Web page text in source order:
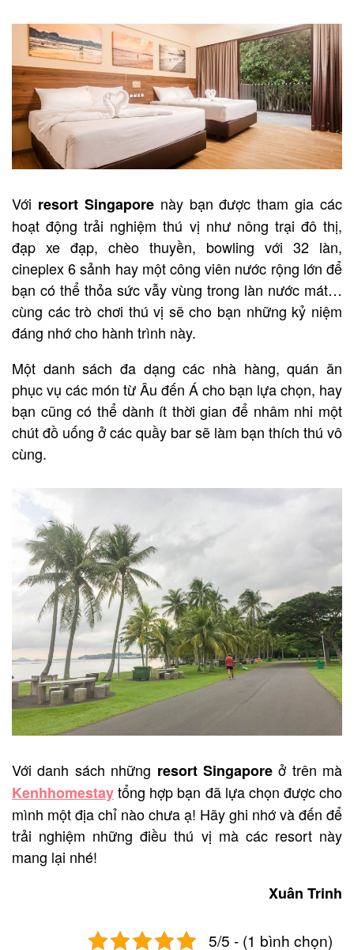
Với resort Singaporenày bạn được tham gia các
hoạt động trải nghiệm thú vị như nông trại đô thị,
đạp xe đạp, chèo thuyền, bowling với 32 làn,
cineplex 6 sảnh hay một công viên nước rộng lớn để
bạn có thể thỏa sức vẫy vùng trong làn nước mát…
cùng các trò chơi thú vị sẽ cho bạn những kỷ niệm
đáng nhớ cho hành trình này.
Một danh sách đa dạng các nhà hàng, quán ăn
phục vụ các món từ Âu đến Á cho bạn lựa chọn, hay
bạn cũng có thể dành ít thời gian để nhâm nhi một
chút đồ uống ở các quầy bar sẽ làm bạn thích thú vô
cùng.
Với danh sách những resort Singaporeở trên mà
Kenhhomestaytổng hợp bạn đã lựa chọn được cho
mình một địa chỉ nào chưa ạ! Hãy ghi nhớ và đến để
trải nghiệm những điều thú vị mà các resort này
mang lại nhé!
Xuân Trinh
5/5 - (1 bình chọn)